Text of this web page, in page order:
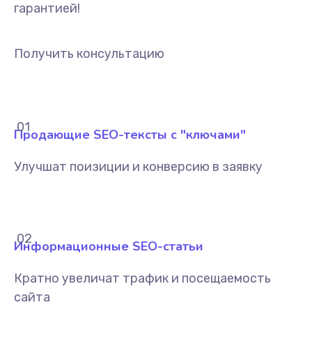
гарантией!
Получить консультацию
Продающие SEO-тексты с "ключами"
Улучшат поизиции и конверсию в заявку
.01
Информационные SEO-статьи
Кратно увеличат трафик и посещаемость
сайта
.02